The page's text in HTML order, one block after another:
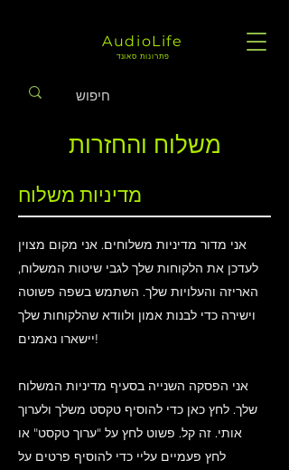
AudioLife
פתרונות סאונד
משלוח והחזרות
מדיניות משלוח
אני מדור מדיניות משלוחים. אני מקום מצוין
לעדכן את הלקוחות שלך לגבי שיטות המשלוח,
האריזה והעלויות שלך. השתמש בשפה פשוטה
וישירה כדי לבנות אמון ולוודא שהלקוחות שלך
יישארו נאמנים!
אני הפסקה השנייה בסעיף מדיניות המשלוח
שלך. לחץ כאן כדי להוסיף טקסט משלך ולערוך
אותי. זה קל. פשוט לחץ על "ערוך טקסט" או
לחץ פעמיים עליי כדי להוסיף פרטים על